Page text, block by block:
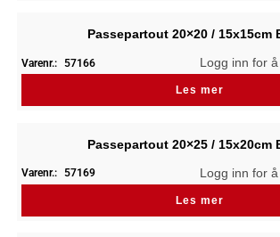
Passepartout 20×20 / 15x15cm
Varenr.: 57166 Logg inn for
Les mer
Passepartout 20×25 / 15x20cm
Varenr.: 57169 Logg inn for
Les mer